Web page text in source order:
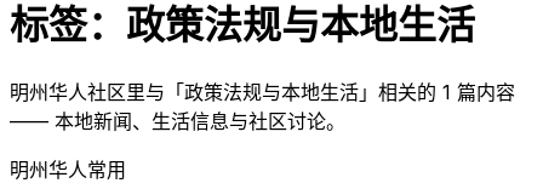
标签：政策法规与本地生活
明州华人社区里与「政策法规与本地生活」相关的 1 篇内容
—— 本地新闻、生活信息与社区讨论。
明州华人常用